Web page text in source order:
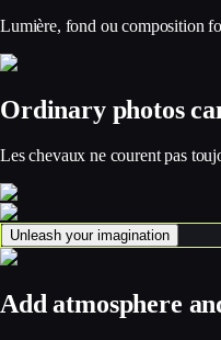
Lumière, fond ou composition
Ordinary photos
Les chevaux ne courent pas
Unleash your imagination
Add atmosphere